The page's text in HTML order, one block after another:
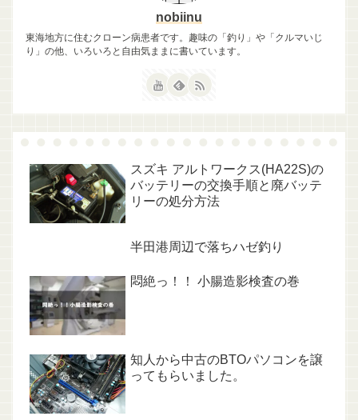
nobiinu
東海地方に住むクローン病患者です。趣味の「釣り」や「クルマいじ
り」の他、いろいろと自由気ままに書いています。
スズキ アルトワークス(HA22S)の
バッテリーの交換手順と廃バッテ
リーの処分方法
半田港周辺で落ちハゼ釣り
悶絶っ！！ 小腸造影検査の巻
知人から中古のBTOパソコンを譲
ってもらいました。